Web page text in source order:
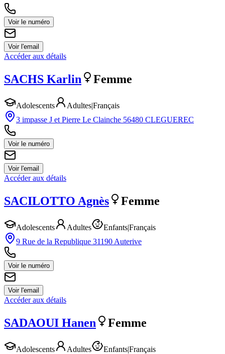
Voir le numéro
Voir l'email
Accéder aux détails
SACHS Karlin Femme
Adolescents Adultes|Français
3 impasse J et Pierre Le Clainche 56480 CLEGUEREC
Voir le numéro
Voir l'email
Accéder aux détails
SACILOTTO Agnès Femme
Adolescents Adultes Enfants|Français
9 Rue de la Republique 31190 Auterive
Voir le numéro
Voir l'email
Accéder aux détails
SADAOUI Hanen Femme
Adolescents Adultes Enfants|Français